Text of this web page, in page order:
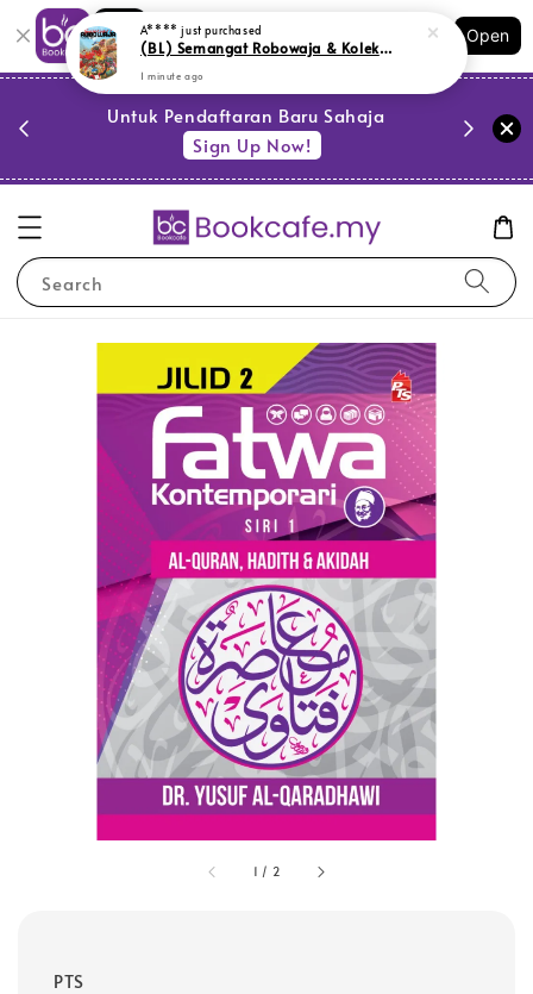
Shopping: Track Your Order
Your Trusted Shops
Open
Untuk Pendaftaran Baru Sahaja
Sign Up Now!
Search
1 / 2
PTS